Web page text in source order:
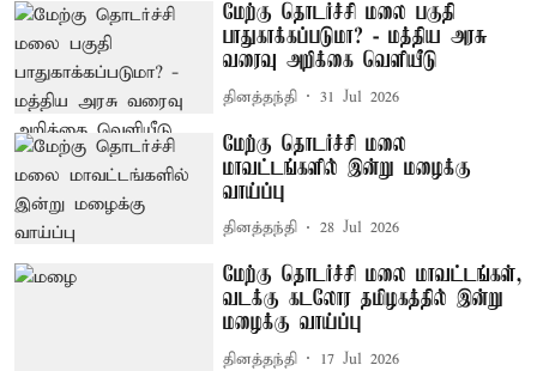
மேற்கு தொடர்ச்சி மலை பகுதி
பாதுகாக்கப்படுமா? - மத்திய அரசு
வரைவு அறிக்கை வெளியீடு
தினத்தந்தி 31 Jul 2026
மேற்கு தொடர்ச்சி மலை
மாவட்டங்களில் இன்று மழைக்கு
வாய்ப்பு
தினத்தந்தி 28 Jul 2026
மேற்கு தொடர்ச்சி மலை மாவட்டங்கள்,
வடக்கு கடலோர தமிழகத்தில் இன்று
மழைக்கு வாய்ப்பு
தினத்தந்தி 17 Jul 2026